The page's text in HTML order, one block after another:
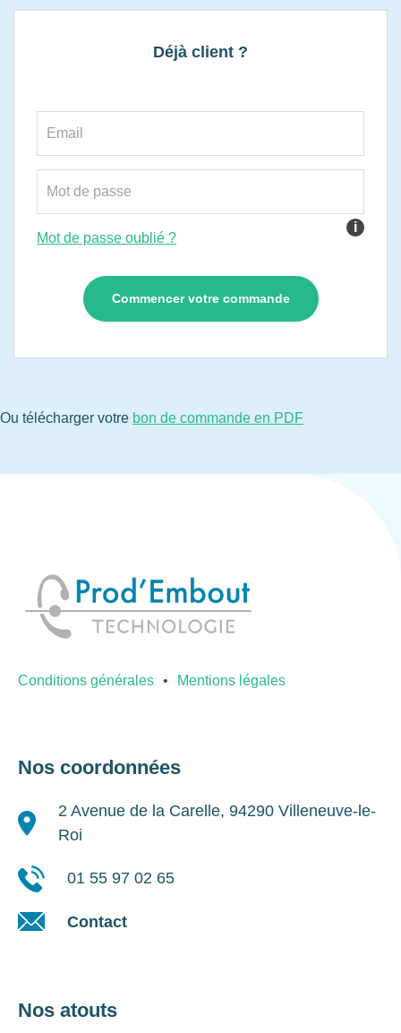
Déjà client ?
i
Mot de passe oublié ?
Ou télécharger votre bon de commande en PDF
Conditions générales Mentions légales
Nos coordonnées
2 Avenue de la Carelle, 94290 Villeneuve-le-
Roi
01 55 97 02 65
Contact
Nos atouts